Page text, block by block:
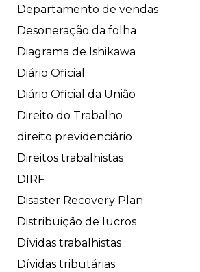
Departamento de vendas
Desoneração da folha
Diagrama de Ishikawa
Diário Oficial
Diário Oficial da União
Direito do Trabalho
direito previdenciário
Direitos trabalhistas
DIRF
Disaster Recovery Plan
Distribuição de lucros
Dívidas trabalhistas
Dívidas tributárias